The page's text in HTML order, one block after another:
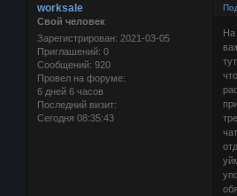
worksale
Свой человек
Зарегистрирован: 2021-03-05
Приглашений: 0
Сообщений: 920
Провел на форуме:
6 дней 6 часов
Последний визит:
Сегодня 08:35:43
На